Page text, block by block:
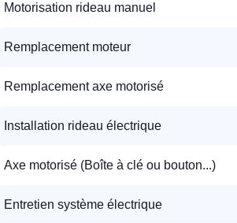
Motorisation rideau manuel
Remplacement moteur
Remplacement axe motorisé
Installation rideau électrique
Axe motorisé (Boîte à clé ou bouton...)
Entretien système électrique
Nous vous
votre confiance !
Téléphone